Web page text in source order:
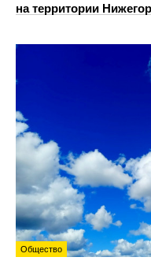
на территории
Общество